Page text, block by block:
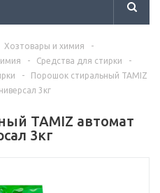
Хозтовары и химия
-
- Средства для стирки
-
-
Порошок стиральный TAMIZ
3кг
TAMIZ автомат
3кг